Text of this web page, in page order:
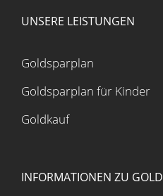
UNSERE LEISTUNGEN
Goldsparplan
Goldsparplan für Kinder
Goldkauf
INFORMATIONEN ZU GOLD